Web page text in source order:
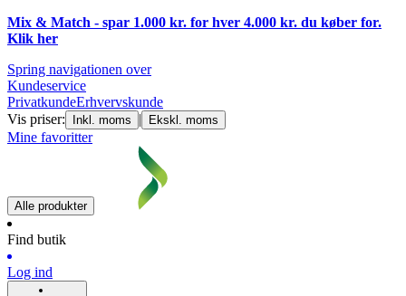
Mix & Match - spar 1.000 kr. for hver 4.000 kr. du køber for.
Klik her
Spring navigationen over
Kundeservice
PrivatkundeErhvervskunde
Vis priser:
Inkl. moms | Ekskl. moms
Mine favoritter
Alle produkter
Find butik
Log ind